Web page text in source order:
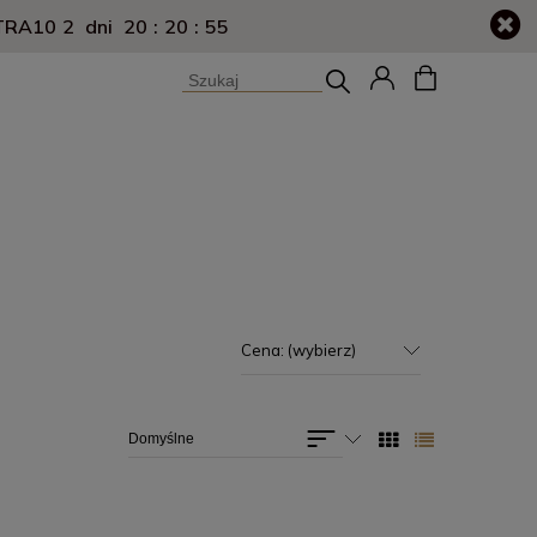
2 dni 20 : 20 : 54
Cena: (wybierz)